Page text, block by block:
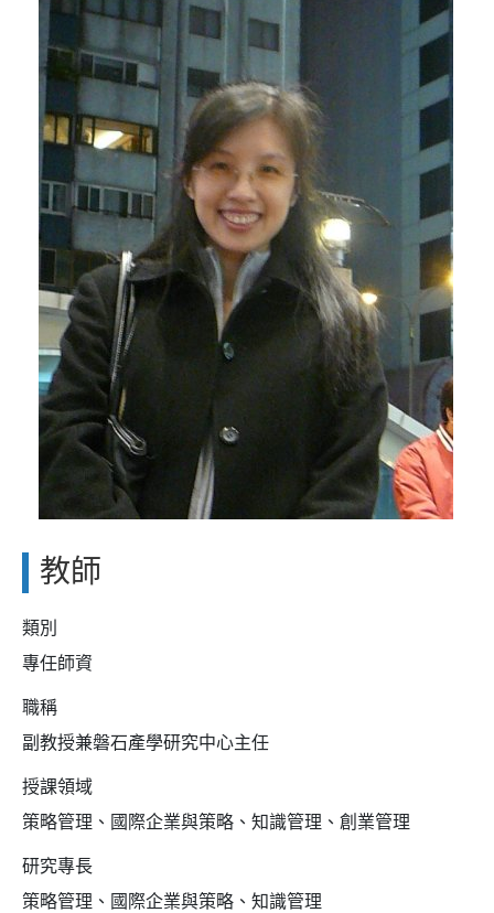
教師
類別
專任師資
職稱
副教授兼磐石產學研究中心主任
授課領域
策略管理、國際企業與策略、知識管理、創業管理
研究專長
策略管理、國際企業與策略、知識管理